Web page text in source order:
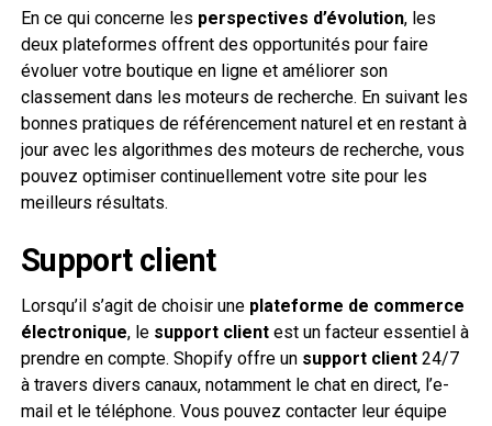
En ce qui concerne les perspectives d’évolution, les
deux plateformes offrent des opportunités pour faire
évoluer votre boutique en ligne et améliorer son
classement dans les moteurs de recherche. En suivant les
bonnes pratiques de référencement naturel et en restant à
jour avec les algorithmes des moteurs de recherche, vous
pouvez optimiser continuellement votre site pour les
meilleurs résultats.
Support client
Lorsqu’il s’agit de choisir une plateforme de commerce
électronique, le support clientest un facteur essentiel à
prendre en compte. Shopify offre un support client24/7
à travers divers canaux, notamment le chat en direct, l’e-
mail et le téléphone. Vous pouvez contacter leur équipe